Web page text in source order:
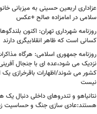
عزاداری اربعین حسینی به میزبانی
سلامی در امامزاده صالح +عکس
روزنامه شهرداری تهران: اکنون
کسانی است که ظاهر انقلابیگری دارند
روزنامه جمهوری اسلامی: هرگاه
نزدیک می شود،عده ای با جنجال
کشور می شوند/اظهارات باقرخرازی یک
نیست
نتانیاهو و تندروهای داخلی دنبال
هستند:عادی سازی جنگ و حساسیت